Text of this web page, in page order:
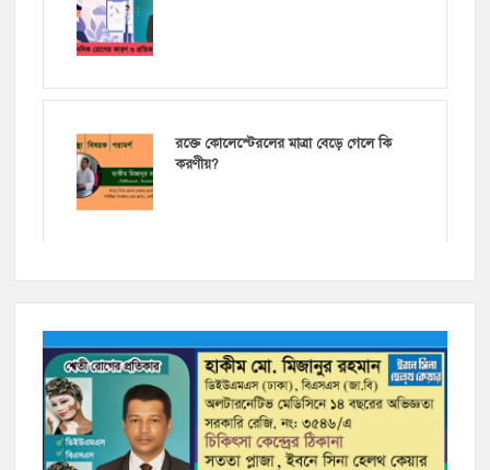
রক্তে কোলেস্টেরলের মাত্রা বেড়ে গেলে কি
করণীয়?